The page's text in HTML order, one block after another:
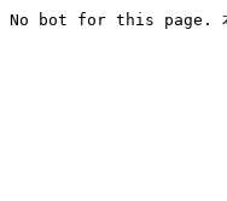
No bot for this page. 本页